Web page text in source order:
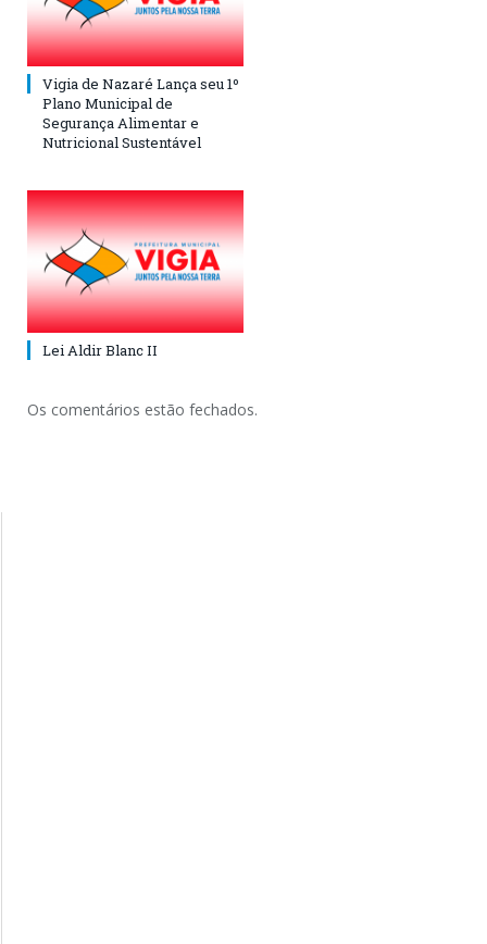
Vigia de Nazaré Lança seu 1º
Plano Municipal de
Segurança Alimentar e
Nutricional Sustentável
Lei Aldir Blanc II
Os comentários estão fechados.